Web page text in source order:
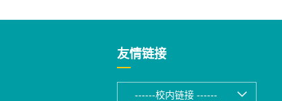
友情链接